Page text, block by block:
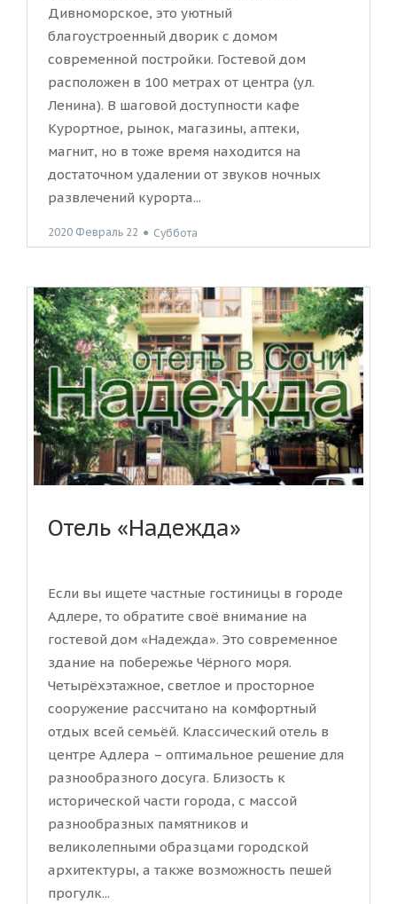
Дивноморское, это уютный
благоустроенный дворик с домом
современной постройки. Гостевой дом
расположен в 100 метрах от центра (ул.
Ленина). В шаговой доступности кафе
Курортное, рынок, магазины, аптеки,
магнит, но в тоже время находится на
достаточном удалении от звуков ночных
развлечений курорта...
2020 Февраль 22 ● Суббота
Отель «Надежда»
Если вы ищете частные гостиницы в городе
Адлере, то обратите своё внимание на
гостевой дом «Надежда». Это современное
здание на побережье Чёрного моря.
Четырёхэтажное, светлое и просторное
сооружение рассчитано на комфортный
отдых всей семьёй. Классический отель в
центре Адлера – оптимальное решение для
разнообразного досуга. Близость к
исторической части города, с массой
разнообразных памятников и
великолепными образцами городской
архитектуры, а также возможность пешей
прогулк...